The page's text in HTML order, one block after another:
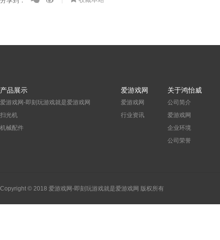
产品展示
爱游戏网-即刻玩游戏就是爱游戏网
扫光机
机械配件
爱游戏网
爱游戏网
行业资讯
关于鸿怡威
公司简介
爱游戏网
企业环境
公司荣誉
Copyright © 2018 爱游戏网-即刻玩游戏就是爱游戏网 版权所有